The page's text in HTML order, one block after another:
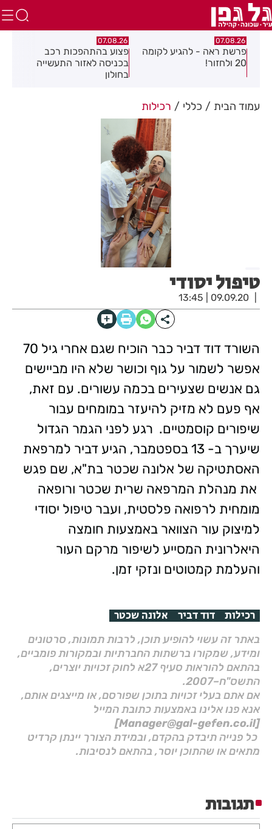
07.08.26
פרשת ראה - להגיע לקומה
20 ולחזור!
07.08.26
פצוע בהתהפכות רכב
בכניסה לאזור התעשייה
בחולון
עמוד הבית כללי רכילות
טיפול יסודי
09.09.20 | 13:45
השורד דוד דביר כבר הוכיח שגם אחרי גיל 70
אפשר לשמור על גוף וכושר שלא היו מביישים
גם אנשים שצעירים בכמה עשורים. עם זאת,
אף פעם לא מזיק להיעזר במומחים עבור
שיפורים קוסמטיים. רגע לפני הגמר הגדול
שיערך ב- 13 בספטמבר, הגיע דביר למרפאת
האסתטיקה של אלונה שכטר בת"א, שם פגש
את מנהלת המרפאה שרית שכטר ורופאה
מומחית לרפואה פלסטית, ועבר טיפול יסודי
למיצוק עור הצוואר באמצעות חומצה
היאלרונית המסייע לשיפור מרקם העור
והעלמת קמטוטים ונזקי זמן.
רכילות דוד דביר אלונה שכטר
באתר זה עשוי להופיע תוכן, לרבות תמונות, סרטונים
ומידע, שמקורו ברשתות החברתיות ובמקורות פומביים,
בהתאם להוראות סעיף 27א לחוק זכויות יוצרים,
התשס"ח–2007.
אם אתם בעלי זכויות בתוכן שפורסם, או מייצגים אותם,
אנא פנו אלינו באמצעות כתובת המייל
[Manager@gal-gefen.co.il]
כל פנייה תיבדק בהקדם, ובמידת הצורך יינתן קרדיט
מתאים או שהתוכן יוסר, בהתאם לנסיבות.
תגובות